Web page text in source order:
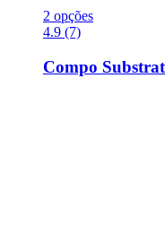
2 opções
4.9 (7)
Compo